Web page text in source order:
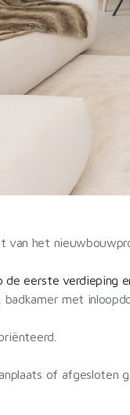
het
eerste verdieping
met
of afgesloten